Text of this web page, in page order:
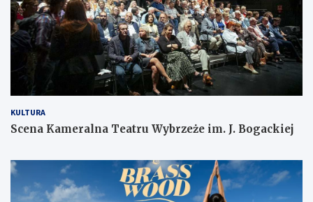
KULTURA
Scena Kameralna Teatru Wybrzeże im. J. Bogackiej